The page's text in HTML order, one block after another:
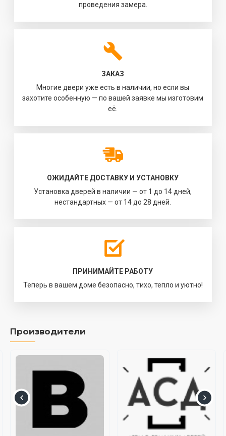
проведения замера.
ЗАКАЗ
Многие двери уже есть в наличии, но если вы
захотите особенную — по вашей заявке мы изготовим
её.
ОЖИДАЙТЕ ДОСТАВКУ И УСТАНОВКУ
Установка дверей в наличии — от 1 до 14 дней,
нестандартных — от 14 до 28 дней.
ПРИНИМАЙТЕ РАБОТУ
Теперь в вашем доме безопасно, тихо, тепло и уютно!
Производители